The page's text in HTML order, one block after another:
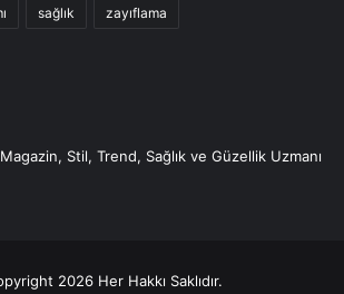
sağlık zayıflama
Stil, Trend, Sağlık ve Güzellik Uzmanı
2026 Her Hakkı Saklıdır.